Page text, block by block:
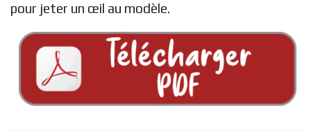
pour jeter un œil au modèle.